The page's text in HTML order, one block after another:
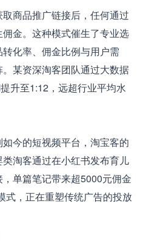
商品推广链接后，任何通过
金。这种模式催生了专业选
化率、佣金比例与用户需
某资深淘客团队通过大数据
升至1:12，远超行业平均水
今的短视频平台，淘宝客的
淘客通过在小红书发布育儿
单篇笔记带来超5000元佣金
式，正在重塑传统广告的投放